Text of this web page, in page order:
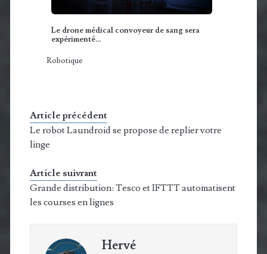
Le drone médical convoyeur de sang sera
expérimenté…
Robotique
Article précédent
Le robot Laundroid se propose de replier votre
linge
Article suivrant
Grande distribution: Tesco et IFTTT automatisent
les courses en lignes
Hervé